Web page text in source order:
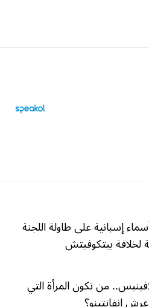
إسبانية على طاولة اللجنة
لخلافة بيتكوفيتش
من تكون المرأة التي